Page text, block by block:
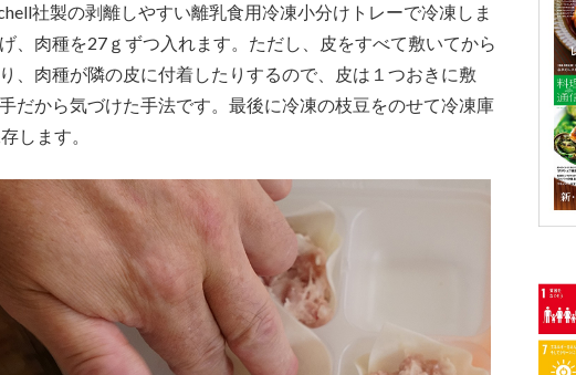
社製の剥離しやすい離乳食用冷凍小分けトレーで冷凍しま
、肉種を27ｇずつ入れます。ただし、皮をすべて敷いてから
、肉種が隣の皮に付着したりするので、皮は１つおきに敷
だから気づけた手法です。最後に冷凍の枝豆をのせて冷凍庫
します。